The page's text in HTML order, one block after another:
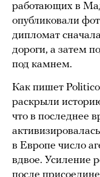
работающих в
опубликовали
дипломат
дороги, а затем
под камнем.
Как пишет
раскрыли
что в последнее
в Европе число
вдвое. Усиление